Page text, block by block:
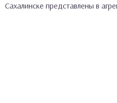
Сахалинске представлены в